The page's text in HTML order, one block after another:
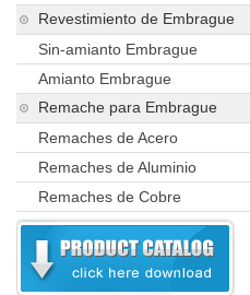
Revestimiento de Embrague
Sin-amianto Embrague
Amianto Embrague
Remache para Embrague
Remaches de Acero
Remaches de Aluminio
Remaches de Cobre